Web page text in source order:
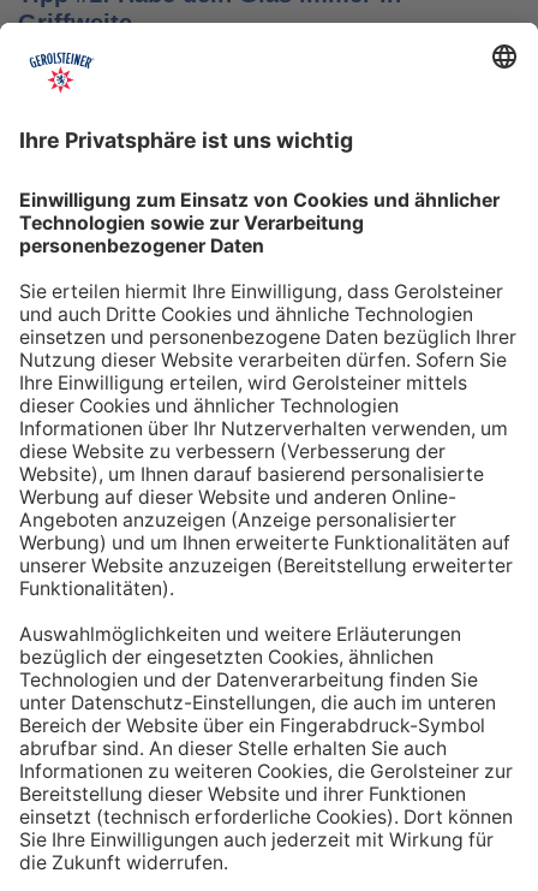
Griffweite
Ob bei der Arbeit oder während der Freizeit: Wasser
nicht vergisst. Denke daran, auch unterwegs immer
etwas Wasser dabei zu haben. Kleine PET-Flaschen mit
hinnehmen.
Tipp #2: Trinke direkt nach dem Aufstehen
Über Nacht verliert dein Körper Flüssigkeit. Um gut in
den Tag zu starten, solltest du deshalb direkt nach dem
Aufstehen ein großes Glas Wasser trinken. Stelle dir
zum Beispiel eine Flasche Mineralwasser direkt ans
Bett, damit du dieses kleine Morgenritual sofort
durchführen kannst.
Tipp #3: Vor und während jeder Mahlzeit
ein Glas Wasser trinken
Dadurch verknüpfst du das Trinken mit einem Ereignis.
einer Mahlzeit trinken, unterstützt du außerdem die
Produktion von Verdauungssäften. Zusätzlich fördert
das Trinken während des Essens das Sättigungsgefühl.
Tipp #4: Peppe dein Wasser auf
Wenn dir der Geschmack von purem Mineralwasser
nicht reichen sollte, dann kannst du deine Getränke mit
einfachen Mitteln verfeinern. Mische dir einfach